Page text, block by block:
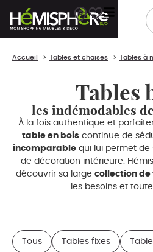
Accueil Tables et chaises Tables à
Tables
les indémodables
À la fois authentique et
table en bois continue de
incomparable qui lui permet de
de décoration intérieure.
découvrir sa large collection de
les besoins et
Tous Tables fixes